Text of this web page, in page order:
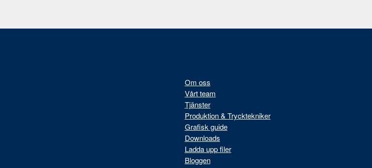
Om oss
Vårt team
Tjänster
Produktion & Trycktekniker
Grafisk guide
Downloads
Ladda upp filer
Bloggen